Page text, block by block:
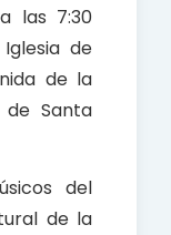
las 7:30
de
de la
de Santa
del
de la